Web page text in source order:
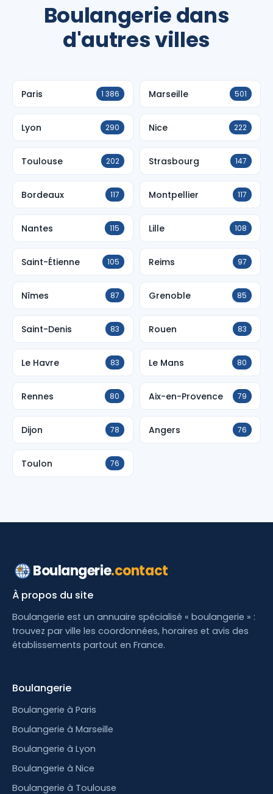
Boulangerie dans
d'autres villes
Paris 1 386 Marseille 501
Lyon 290 Nice 222
Toulouse 202 Strasbourg 147
Bordeaux 117 Montpellier 117
Nantes 115 Lille 108
Saint-Étienne 105 Reims 97
Nîmes 87 Grenoble 85
Saint-Denis 83 Rouen 83
Le Havre 83 Le Mans 80
Rennes 80 Aix-en-Provence 79
Dijon 78 Angers 76
Toulon 76
Boulangerie.contact
À propos du site
Boulangerie est un annuaire spécialisé « boulangerie » :
trouvez par ville les coordonnées, horaires et avis des
établissements partout en France.
Boulangerie
Boulangerie à Paris
Boulangerie à Marseille
Boulangerie à Lyon
Boulangerie à Nice
Boulangerie à Toulouse